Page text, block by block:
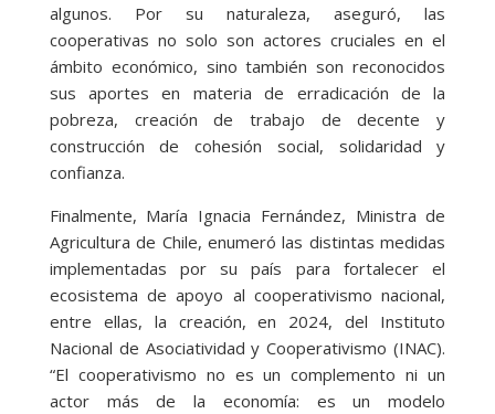
algunos. Por su naturaleza, aseguró, las
cooperativas no solo son actores cruciales en el
ámbito económico, sino también son reconocidos
sus aportes en materia de erradicación de la
pobreza, creación de trabajo de decente y
construcción de cohesión social, solidaridad y
confianza.
Finalmente, María Ignacia Fernández, Ministra de
Agricultura de Chile, enumeró las distintas medidas
implementadas por su país para fortalecer el
ecosistema de apoyo al cooperativismo nacional,
entre ellas, la creación, en 2024, del Instituto
Nacional de Asociatividad y Cooperativismo (INAC).
“El cooperativismo no es un complemento ni un
actor más de la economía: es un modelo